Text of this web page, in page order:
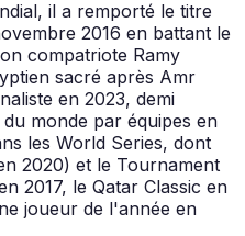
il a remporté le titre
2016 en battant le
compatriote Ramy
sacré après Amr
en 2023, demi
monde par équipes en
les World Series, dont
2020) et le Tournament
2017, le Qatar Classic en
joueur de l'année en